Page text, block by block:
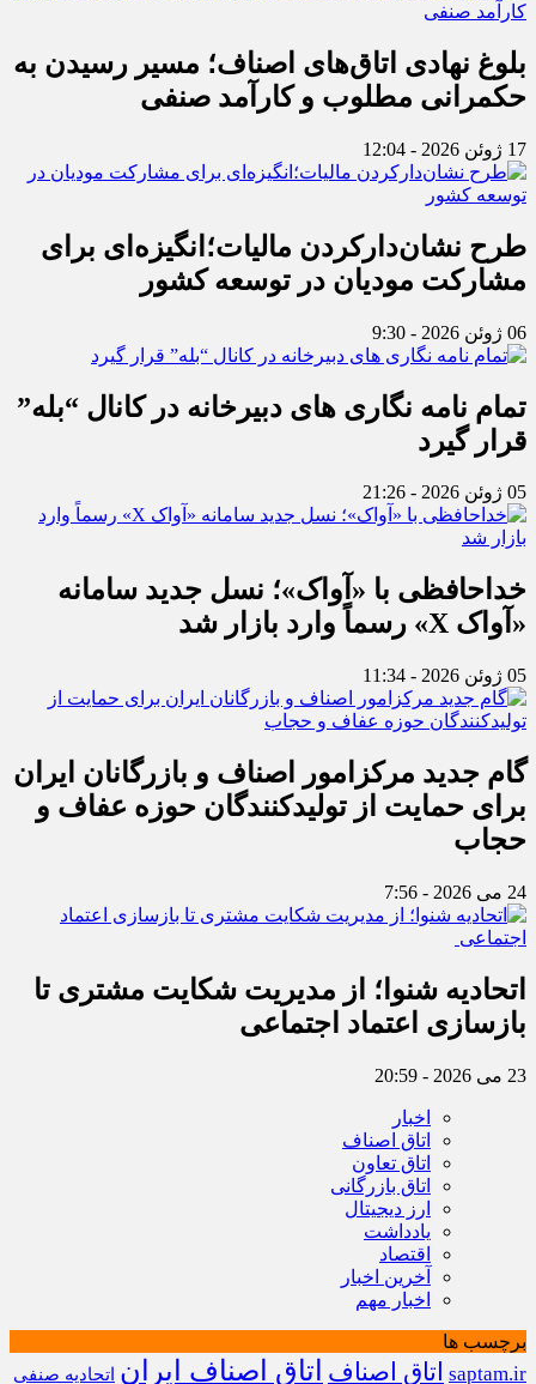
بلوغ نهادی اتاق‌های اصناف؛ مسیر رسیدن به
حکمرانی مطلوب و کارآمد صنفی
17 ژوئن 2026 - 12:04
طرح نشان‌دارکردن مالیات؛انگیزه‌ای برای
مشارکت مودیان در توسعه کشور
06 ژوئن 2026 - 9:30
تمام نامه نگاری های دبیرخانه در کانال “بله”
قرار گیرد
05 ژوئن 2026 - 21:26
خداحافظی با «آواک»؛ نسل جدید سامانه
«آواک X» رسماً وارد بازار شد
05 ژوئن 2026 - 11:34
گام جدید مرکزامور اصناف و بازرگانان ایران
برای حمایت از تولیدکنندگان حوزه عفاف و
حجاب
24 می 2026 - 7:56
اتحادیه شنوا؛ از مدیریت شکایت مشتری تا
بازسازی اعتماد اجتماعی ‌
23 می 2026 - 20:59
اخبار
اتاق اصناف
اتاق تعاون
اتاق بازرگانی
ارز دیجیتال
یادداشت
اقتصاد
آخرین اخبار
اخبار مهم
برچسب ها
saptam.ir اتاق اصناف اتاق اصناف ایران اتحادیه صنفی